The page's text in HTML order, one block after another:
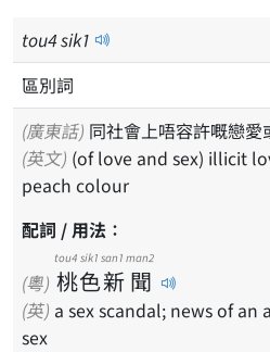
tou4sik1
區別詞
(廣東話) 同社會上唔容許嘅戀愛
(英文)
peach colour
配詞 / 用法：
(粵) 桃
tou4
色
sik1
新
san1
聞
man2
(英) a sex scandal; news of an
sex